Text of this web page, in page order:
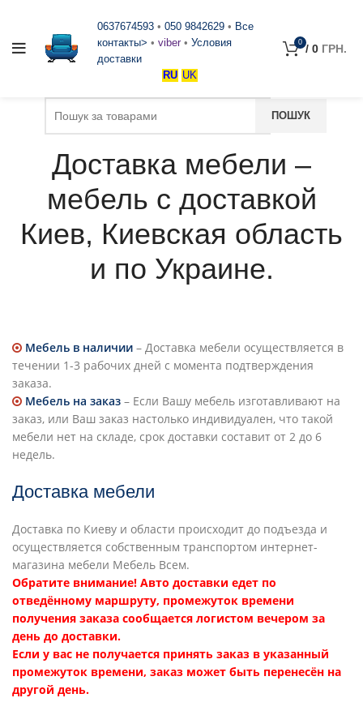
0637674593 • 050 9842629 • Все
контакты> • viber • Условия
доставки
RU UK
0 / 0 ГРН.
Доставка мебели –
мебель с доставкой
Киев, Киевская область
и по Украине.
Мебель в наличии – Доставка мебели осуществляется в
течении 1-3 рабочих дней с момента подтверждения
заказа.
Мебель на заказ – Если Вашу мебель изготавливают на
заказ, или Ваш заказ настолько индивидуален, что такой
мебели нет на складе, срок доставки составит от 2 до 6
недель.
Доставка мебели
Доставка по Киеву и области происходит до подъезда и
осуществляется собственным транспортом интернет-
магазина мебели Мебель Всем.
Обратите внимание! Авто доставки едет по
отведённому маршруту, промежуток времени
получения заказа сообщается логистом вечером за
день до доставки.
Если у вас не получается принять заказ в указанный
промежуток времени, заказ может быть перенесён на
другой день.